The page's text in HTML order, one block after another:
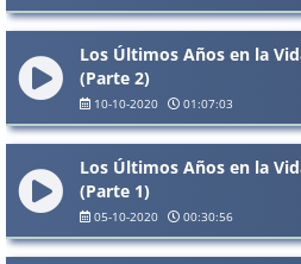
Los Últimos Años en la
(Parte 2)
10-10-2020 01:07:03
Los Últimos Años en la
(Parte 1)
05-10-2020 00:30:56